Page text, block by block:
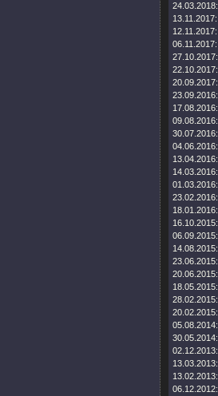
24.03.2018:
13.11.2017:
12.11.2017:
06.11.2017:
27.10.2017:
22.10.2017:
20.09.2017:
23.09.2016:
17.08.2016:
09.08.2016:
30.07.2016:
04.06.2016:
13.04.2016:
14.03.2016:
01.03.2016:
23.02.2016:
18.01.2016:
16.10.2015:
06.09.2015:
14.08.2015:
23.06.2015:
20.06.2015:
18.05.2015:
28.02.2015:
20.02.2015:
05.08.2014:
30.05.2014:
02.12.2013:
13.03.2013:
13.02.2013:
06.12.2012: